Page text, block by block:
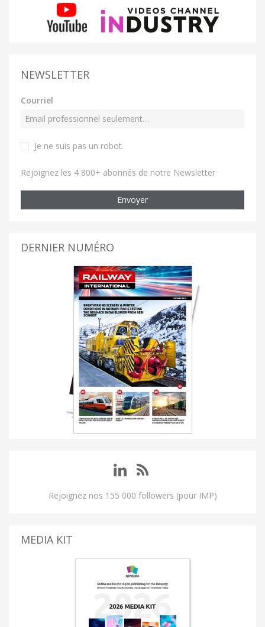
NEWSLETTER
Courriel
Je ne suis pas un robot.
Rejoignez les 4 800+ abonnés de notre Newsletter
Envoyer
DERNIER NUMÉRO
Rejoignez nos 155 000 followers (pour IMP)
MEDIA KIT